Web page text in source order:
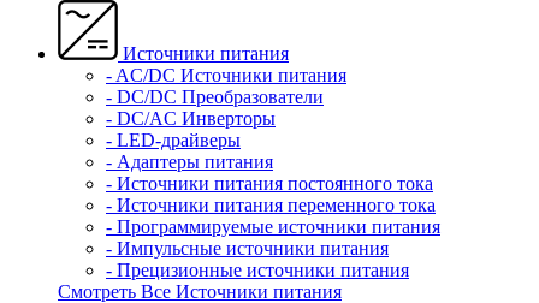
Источники питания
- AC/DC Источники питания
- DC/DC Преобразователи
- DC/AC Инверторы
- LED-драйверы
- Адаптеры питания
- Источники питания постоянного тока
- Источники питания переменного тока
- Программируемые источники питания
- Импульсные источники питания
- Прецизионные источники питания
Смотреть Все Источники питания